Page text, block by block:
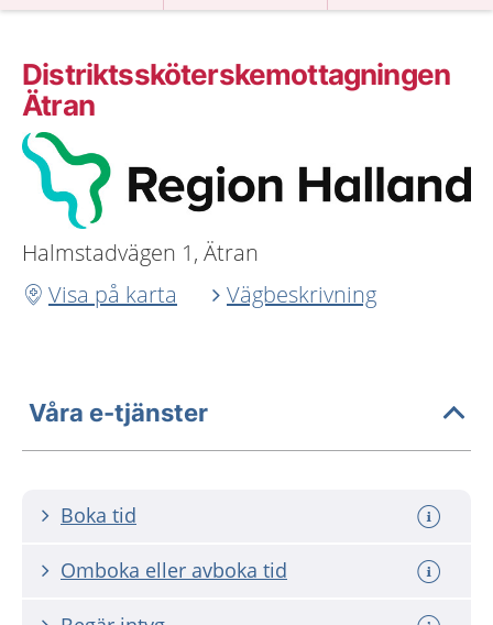
Distriktssköterskemottagningen
Ätran
Halmstadvägen 1, Ätran
Visa på karta
Vägbeskrivning
Våra e-tjänster
Boka tid
Omboka eller avboka tid